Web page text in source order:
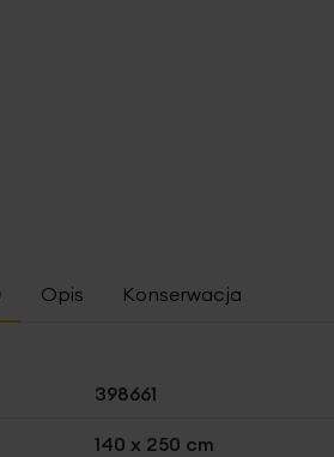
Opis Konserwacja
398661
140 x 250 cm